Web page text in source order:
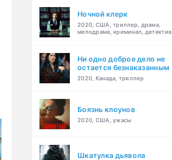
Ночной клерк
2020, США, триллер, драма,
мелодрама, криминал, детектив
Ни одно доброе дело не
остается безнаказанным
2020, Канада, триллер
Боязнь клоунов
2020, США, ужасы
Шкатулка дьявола